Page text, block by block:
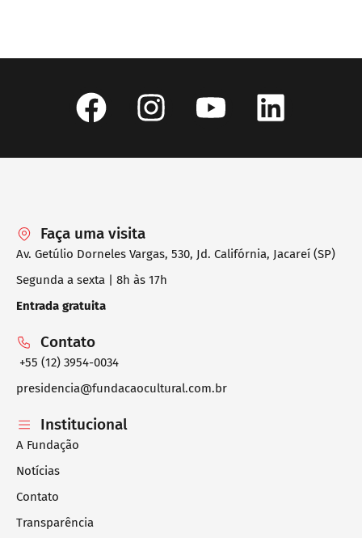
Faça uma visita
Av. Getúlio Dorneles Vargas, 530, Jd. Califórnia, Jacareí (SP)
Segunda a sexta | 8h às 17h
Entrada gratuita
Contato
+55 (12) 3954-0034
presidencia@fundacaocultural.com.br
Institucional
A Fundação
Notícias
Contato
Transparência